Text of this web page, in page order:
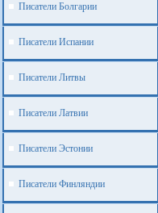
Писатели Болгарии
Писатели Испании
Писатели Литвы
Писатели Латвии
Писатели Эстонии
Писатели Финляндии